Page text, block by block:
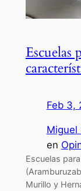
Escuelas
Feb 3,
Miguel
en
Escuelas
Murillo y